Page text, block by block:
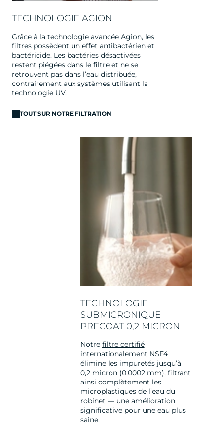
TECHNOLOGIE AGION
Grâce à la technologie avancée Agion, les
filtres possèdent un effet antibactérien et
bactéricide. Les bactéries désactivées
restent piégées dans le filtre et ne se
retrouvent pas dans l’eau distribuée,
contrairement aux systèmes utilisant la
technologie UV.
TOUT SUR NOTRE FILTRATION
TECHNOLOGIE
SUBMICRONIQUE
PRECOAT 0,2 MICRON
Notre filtre certifié
internationalement NSF4
élimine les impuretés jusqu’à
0,2 micron (0,0002 mm), filtrant
ainsi complètement les
microplastiques de l’eau du
robinet — une amélioration
significative pour une eau plus
saine.